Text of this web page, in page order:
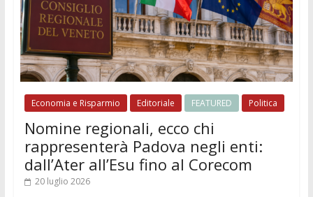
Economia e Risparmio Editoriale FEATURED Politica
Nomine regionali, ecco chi
rappresenterà Padova negli enti:
dall’Ater all’Esu fino al Corecom
20 luglio 2026